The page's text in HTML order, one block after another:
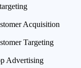
Acquisition
Targeting
Advertising